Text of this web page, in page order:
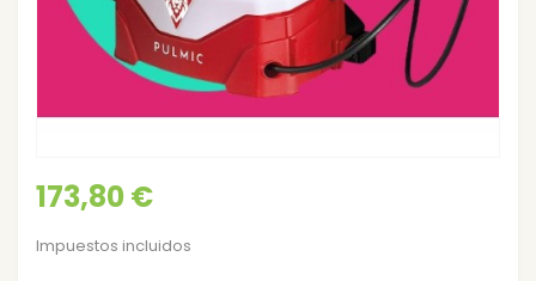
173,80 €
Impuestos incluidos